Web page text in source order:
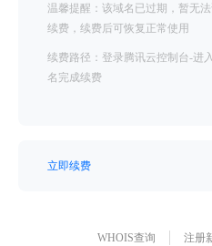
温馨提醒：该域名已过期，暂无
续费，续费后可恢复正常使用
续费路径：登录腾讯云控制台-进
名完成续费
立即续费
WHOIS查询 注册